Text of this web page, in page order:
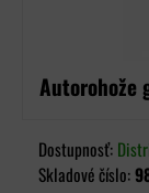
Autorohože
Dostupnosť:
Skladové číslo: